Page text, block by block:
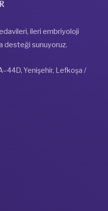
ileri embriyoloji
desteği sunuyoruz.
Yenişehir, Lefkoşa /